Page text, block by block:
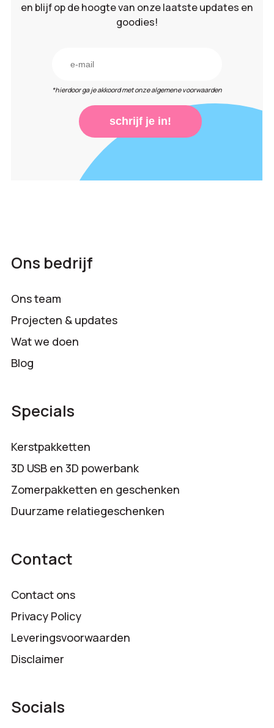
en blijf op de hoogte van onze laatste updates en
goodies!
*hierdoor ga je akkoord met onze algemene voorwaarden
schrijf je in!
Ons bedrijf
Ons team
Projecten & updates
Wat we doen
Blog
Specials
Kerstpakketten
3D USB en 3D powerbank
Zomerpakketten en geschenken
Duurzame relatiegeschenken
Contact
Contact ons
Privacy Policy
Leveringsvoorwaarden
Disclaimer
Socials